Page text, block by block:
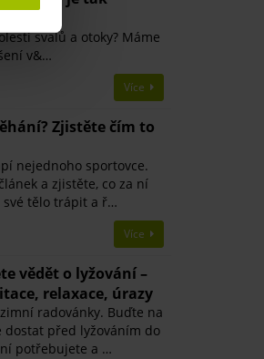
svalů a otoky? Máme
v&…
Více
Zjistěte čím to
nejednoho sportovce.
a zjistěte, co za ní
své tělo trápit a ř…
Více
vědět o lyžování –
relaxace, úrazy
radovánky. Buďte na
dostat před lyžováním do
potřebujete a …